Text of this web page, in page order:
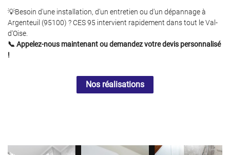
💡Besoin d'une installation, d'un entretien ou d'un dépannage à
Argenteuil (95100) ? CES 95 intervient rapidement dans tout le Val-
d'Oise.
📞 Appelez-nous maintenant ou demandez votre devis personnalisé
!
Nos réalisations